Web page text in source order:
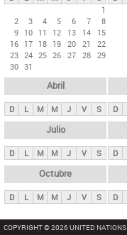
p
n
c
i
p
l
e
s
1
2
3 4 5 6 7
8
9 10 11 12 13 14
15
16 17 18 19 20 21
22
23 24 25 26 27 28 29
30 31
Abril
D L M M J V S D
Julio
D L M M J V S D
Octubre
D L M M J V S D
COPYRIGHT © 2026 UNITED NATIONS